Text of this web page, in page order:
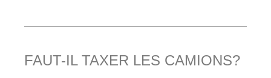
FAUT-IL TAXER LES CAMIONS?